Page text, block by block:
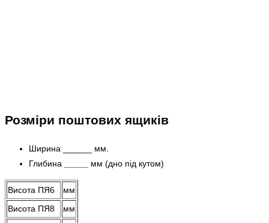
Розміри поштових ящиків
Ширина ______ мм.
Глибина
мм (дно під кутом)
Висота ПЯ6
мм
Висота ПЯ8
мм